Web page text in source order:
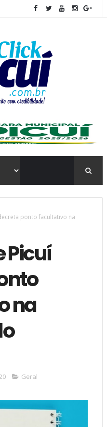
ponto facultativo na
Picuí
na
Geral